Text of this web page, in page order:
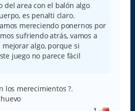
del area con el balón algo
es penalti claro.
mereciendo ponernos por
sufriendo atrás, vamos a
mejorar algo, porque si
juego no parece fácil
los merecimientos ?.